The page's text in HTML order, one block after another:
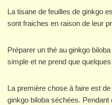
La tisane de feuilles de ginkgo
sont fraiches en raison de leur
Préparer un thé au ginkgo
simple et ne prend que
La première chose à faire est
ginkgo biloba séchées.